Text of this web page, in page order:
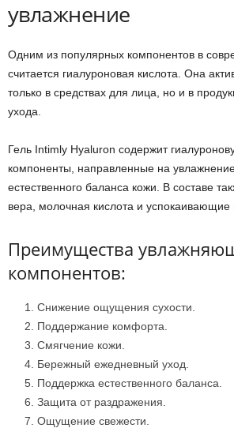
увлажнение
Одним из популярных компонентов в
считается гиалуроновая кислота. Она
только в средствах для лица, но и в
ухода.
Гель Intimly Hyaluron содержит
компоненты, направленные на
естественного баланса кожи. В составе
вера, молочная кислота и успокаивающие
Преимущества
компонентов:
Снижение ощущения сухости.
Поддержание комфорта.
Смягчение кожи.
Бережный ежедневный уход.
Поддержка естественного баланса.
Защита от раздражения.
Ощущение свежести.